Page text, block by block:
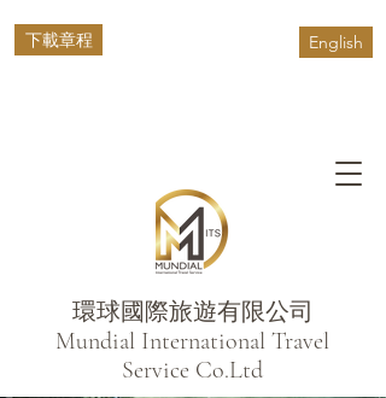
環球國際旅遊有限公司
​Mundial International Travel
Service Co.Ltd
English
下載章程